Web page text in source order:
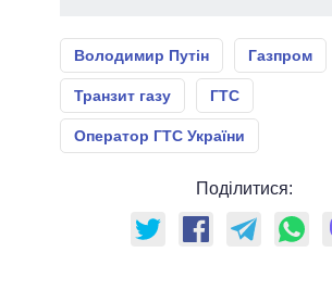
Володимир Путін Газпром
Транзит газу ГТС
Оператор ГТС України
Поділитися: